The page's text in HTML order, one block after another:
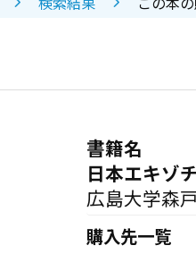
書籍名
日本エキゾ
広島大学森
購入先一覧